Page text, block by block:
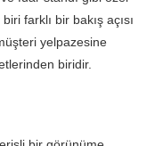
farklı bir bakış açısı
yelpazesine
biridir.